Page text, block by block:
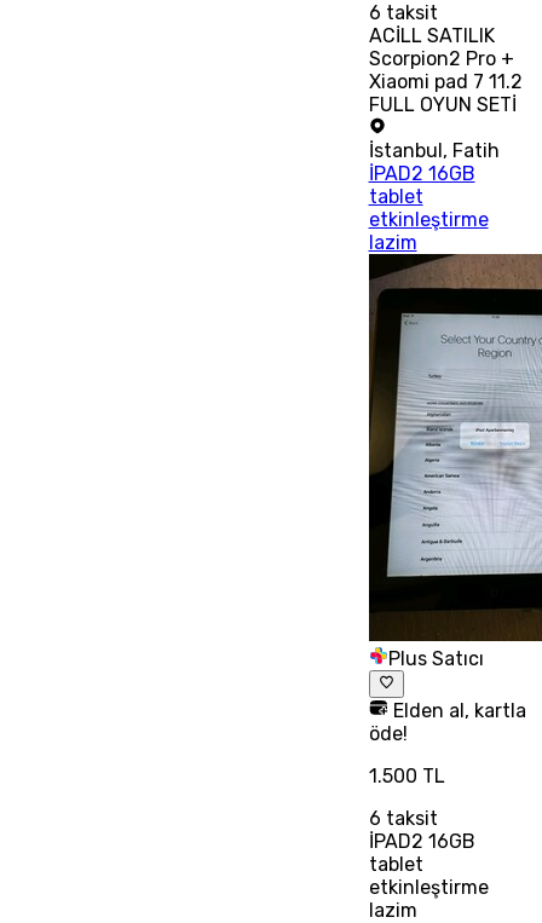
6 taksit
ACİLL SATILIK
Scorpion2 Pro +
Xiaomi pad 7 11.2
FULL OYUN SETİ
İstanbul , Fatih
İPAD2 16GB
tablet
etkinleştirme
lazim
Plus Satıcı
Elden al, kartla
öde!
1.500 TL
6 taksit
İPAD2 16GB
tablet
etkinleştirme
lazim